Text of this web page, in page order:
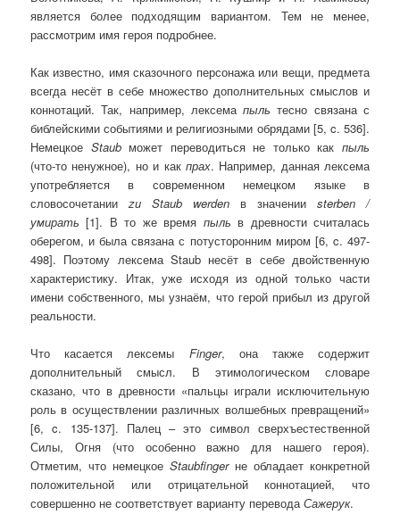
является более подходящим вариантом. Тем не менее,
рассмотрим имя героя подробнее.
Как известно, имя сказочного персонажа или вещи, предмета
всегда несёт в себе множество дополнительных смыслов и
коннотаций. Так, например, лексемапыльтесно связана с
библейскими событиями и религиозными обрядами [5, c. 536].
Немецкое Staubможет переводиться не только как пыль
(что-то ненужное), но и как прах. Например, данная лексема
употребляется в современном немецком языке в
словосочетанииzu Staub werden в значенииsterben /
умирать[1]. В то же время пыль в древности считалась
оберегом, и была связана с потусторонним миром [6, c. 497-
498]. Поэтому лексема Staub несёт в себе двойственную
характеристику. Итак, уже исходя из одной только части
имени собственного, мы узнаём, что герой прибыл из другой
реальности.
Что касается лексемы Finger, она также содержит
дополнительный смысл. В этимологическом словаре
сказано, что в древности «пальцы играли исключительную
роль в осуществлении различных волшебных превращений»
[6, c. 135-137]. Палец – это символ сверхъестественной
Силы, Огня (что особенно важно для нашего героя).
Отметим, что немецкое Staubfingerне обладает конкретной
положительной или отрицательной коннотацией, что
совершенно не соответствует варианту переводаСажерук.